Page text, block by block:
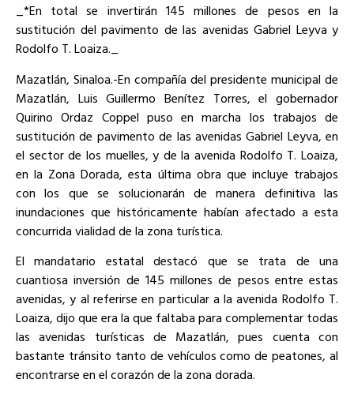
_*En total se invertirán 145 millones de pesos en la
sustitución del pavimento de las avenidas Gabriel Leyva y
Rodolfo T. Loaiza._
Mazatlán, Sinaloa.-En compañía del presidente municipal de
Mazatlán, Luis Guillermo Benítez Torres, el gobernador
Quirino Ordaz Coppel puso en marcha los trabajos de
sustitución de pavimento de las avenidas Gabriel Leyva, en
el sector de los muelles, y de la avenida Rodolfo T. Loaiza,
en la Zona Dorada, esta última obra que incluye trabajos
con los que se solucionarán de manera definitiva las
inundaciones que históricamente habían afectado a esta
concurrida vialidad de la zona turística.
El mandatario estatal destacó que se trata de una
cuantiosa inversión de 145 millones de pesos entre estas
avenidas, y al referirse en particular a la avenida Rodolfo T.
Loaiza, dijo que era la que faltaba para complementar todas
las avenidas turísticas de Mazatlán, pues cuenta con
bastante tránsito tanto de vehículos como de peatones, al
encontrarse en el corazón de la zona dorada.